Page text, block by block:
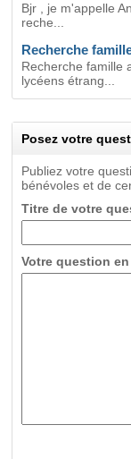
Bjr , je m'appelle
reche...
Recherche
Recherche famille
lycéens étrang...
Posez votre
Publiez votre
bénévoles et de
Titre de votre
Votre question